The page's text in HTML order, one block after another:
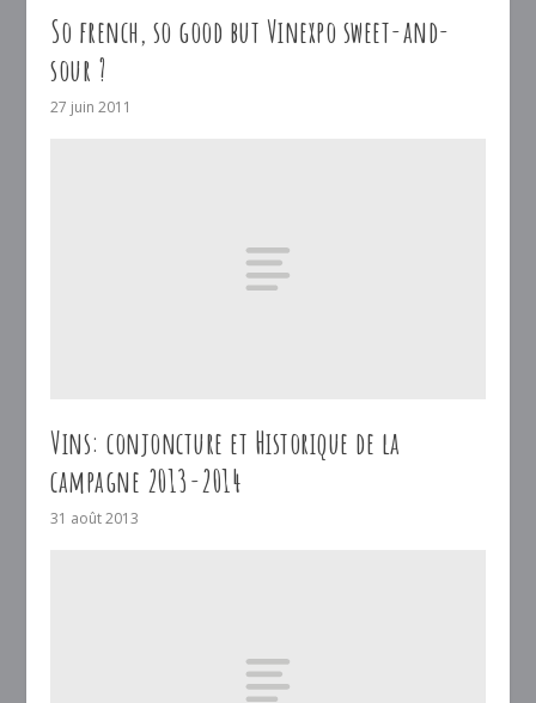
So french, so good but Vinexpo sweet-and-
sour ?
27 juin 2011
Vins: conjoncture et Historique de la
campagne 2013-2014
31 août 2013